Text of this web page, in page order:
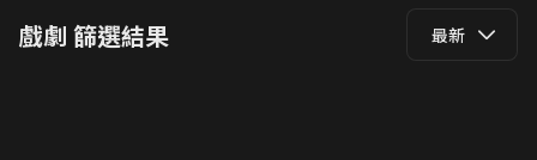
戲劇 篩選結果 最新